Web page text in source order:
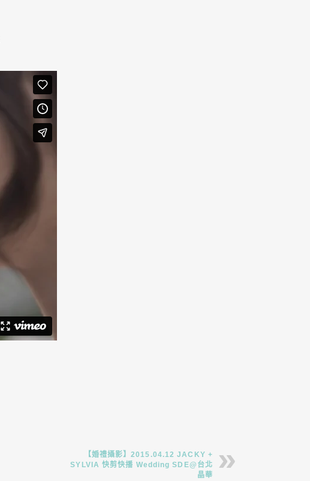
【婚禮攝影】2015.04.12 JACKY +
SYLVIA 快剪快播 Wedding SDE@台北
晶華